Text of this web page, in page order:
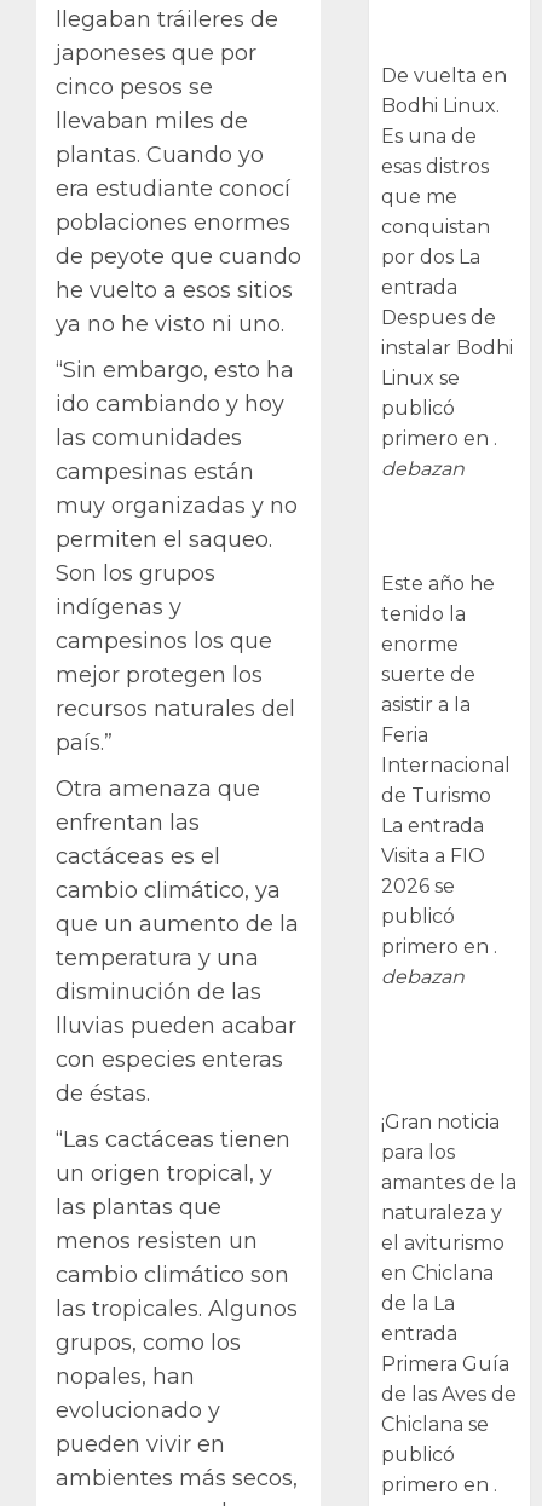
llegaban tráileres de
japoneses que por
cinco pesos se
llevaban miles de
plantas. Cuando yo
era estudiante conocí
poblaciones enormes
de peyote que cuando
he vuelto a esos sitios
ya no he visto ni uno.
“Sin embargo, esto ha
ido cambiando y hoy
las comunidades
campesinas están
muy organizadas y no
permiten el saqueo.
Son los grupos
indígenas y
campesinos los que
mejor protegen los
recursos naturales del
país.”
Otra amenaza que
enfrentan las
cactáceas es el
cambio climático, ya
que un aumento de la
temperatura y una
disminución de las
lluvias pueden acabar
con especies enteras
de éstas.
“Las cactáceas tienen
un origen tropical, y
las plantas que
menos resisten un
cambio climático son
las tropicales. Algunos
grupos, como los
nopales, han
evolucionado y
pueden vivir en
ambientes más secos,
De vuelta en
Bodhi Linux.
Es una de
esas distros
que me
conquistan
por dos La
entrada
Despues de
instalar Bodhi
Linux se
publicó
primero en .
debazan
Este año he
tenido la
enorme
suerte de
asistir a la
Feria
Internacional
de Turismo
La entrada
Visita a FIO
2026 se
publicó
primero en .
debazan
¡Gran noticia
para los
amantes de la
naturaleza y
el aviturismo
en Chiclana
de la La
entrada
Primera Guía
de las Aves de
Chiclana se
publicó
primero en .